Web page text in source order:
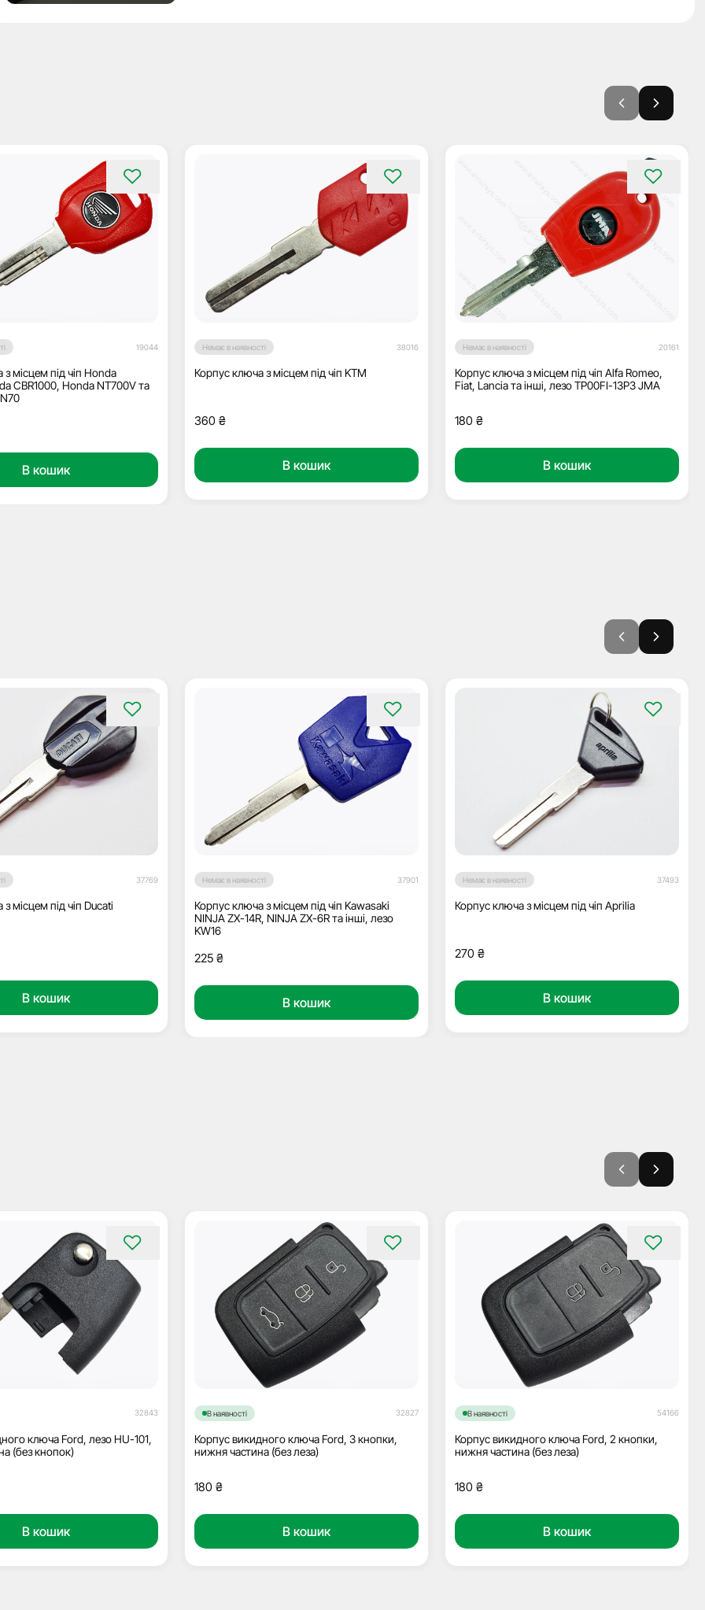
19044
місцем під чіп Honda
CBR1000, Honda NT700V та
В кошик
Немає в наявності 38016
Корпус ключа з місцем під чіп KTM
360 ₴
В кошик
Немає в наявності 20161
Корпус ключа з місцем під чіп Alfa Romeo,
Fiat, Lancia та інші, лезо TP00FI-13P3 JMA
180 ₴
В кошик
37769
місцем під чіп Ducati
В кошик
Немає в наявності 37901
Корпус ключа з місцем під чіп Kawasaki
NINJA ZX-14R, NINJA ZX-6R та інші, лезо
KW16
225 ₴
В кошик
Немає в наявності 37493
Корпус ключа з місцем під чіп Aprilia
270 ₴
В кошик
32843
ключа Ford, лезо HU-101,
(без кнопок)
В кошик
В наявності 32827
Корпус викидного ключа Ford, 3 кнопки,
нижня частина (без леза)
180 ₴
В кошик
В наявності 54166
Корпус викидного ключа Ford, 2 кнопки,
нижня частина (без леза)
180 ₴
В кошик